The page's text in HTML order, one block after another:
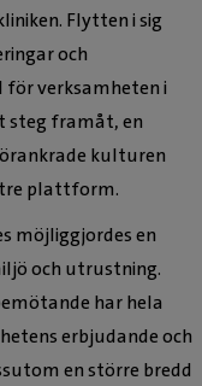
Flytten i sig
och
verksamheten i
steg framåt, en
kulturen
plattform.
möjliggjordes en
och utrustning.
har hela
erbjudande och
en större bredd